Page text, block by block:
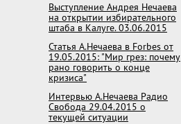
Выступление Андрея Нечаева
на открытии избирательного
штаба в Калуге. 03.06.2015
Статья А.Нечаева в Forbes от
19.05.2015: "Мир грез: почему
рано говорить о конце
кризиса"
Интервью А.Нечаева Радио
Свобода 29.04.2015 о
текущей ситуации